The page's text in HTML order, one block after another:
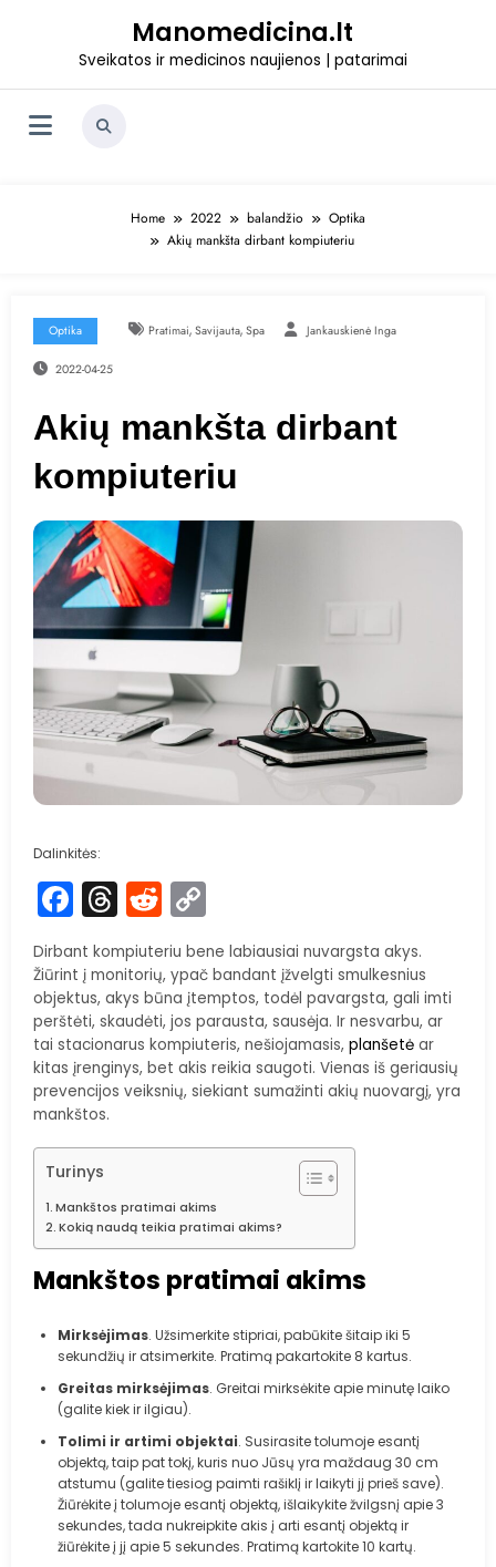
Manomedicina.lt
Sveikatos ir medicinos naujienos | patarimai
Home 2022 balandžio
Optika
Akių mankšta dirbant kompiuteriu
Optika Pratimai, Savijauta, Spa Jankauskienė Inga
2022-04-25
Akių mankšta dirbant
kompiuteriu
Dalinkitės:
Facebook
Threads
Reddit
Link
Dirbant kompiuteriu bene labiausiai nuvargsta akys.
Žiūrint į monitorių, ypač bandant įžvelgti smulkesnius
objektus, akys būna įtemptos, todėl pavargsta, gali imti
perštėti, skaudėti, jos parausta, sausėja. Ir nesvarbu, ar
tai stacionarus kompiuteris, nešiojamasis, planšetė ar
kitas įrenginys, bet akis reikia saugoti. Vienas iš geriausių
prevencijos veiksnių, siekiant sumažinti akių nuovargį, yra
mankštos.
Turinys
Mankštos pratimai akims
Kokią naudą teikia pratimai akims?
Mankštos pratimai akims
Mirksėjimas. Užsimerkite stipriai, pabūkite šitaip iki 5
sekundžių ir atsimerkite. Pratimą pakartokite 8 kartus.
Greitas mirksėjimas. Greitai mirksėkite apie minutę laiko
(galite kiek ir ilgiau).
Tolimi ir artimi objektai. Susirasite tolumoje esantį
objektą, taip pat tokį, kuris nuo Jūsų yra maždaug 30 cm
atstumu (galite tiesiog paimti rašiklį ir laikyti jį prieš save).
Žiūrėkite į tolumoje esantį objektą, išlaikykite žvilgsnį apie 3
sekundes, tada nukreipkite akis į arti esantį objektą ir
žiūrėkite į jį apie 5 sekundes. Pratimą kartokite 10 kartų.